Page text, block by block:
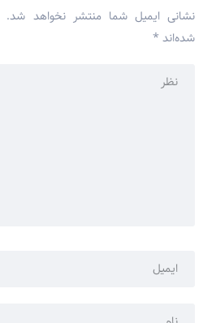
نشانی ایمیل شما منتشر نخواهد شد.
شده‌اند *